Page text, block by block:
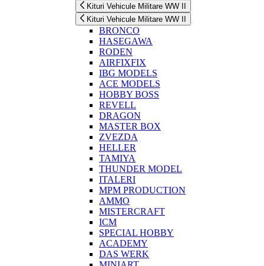
Kituri Vehicule Militare WW II
Kituri Vehicule Militare WW II
BRONCO
HASEGAWA
RODEN
AIRFIXFIX
IBG MODELS
ACE MODELS
HOBBY BOSS
REVELL
DRAGON
MASTER BOX
ZVEZDA
HELLER
TAMIYA
THUNDER MODEL
ITALERI
MPM PRODUCTION
AMMO
MISTERCRAFT
ICM
SPECIAL HOBBY
ACADEMY
DAS WERK